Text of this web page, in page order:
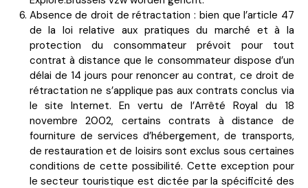
Absence de droit de rétractation : bien que l’article 47
de la loi relative aux pratiques du marché et à la
protection du consommateur prévoit pour tout
contrat à distance que le consommateur dispose d’un
délai de 14 jours pour renoncer au contrat, ce droit de
rétractation ne s’applique pas aux contrats conclus via
le site Internet. En vertu de l’Arrêté Royal du 18
novembre 2002, certains contrats à distance de
fourniture de services d’hébergement, de transports,
de restauration et de loisirs sont exclus sous certaines
conditions de cette possibilité. Cette exception pour
le secteur touristique est dictée par la spécificité des